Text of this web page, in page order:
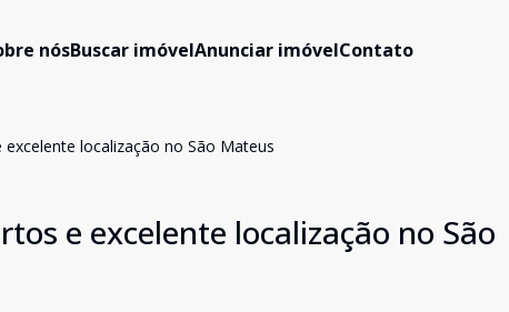
nósBuscar imóvelAnunciar imóvelContato
localização no São Mateus
e excelente localização no São